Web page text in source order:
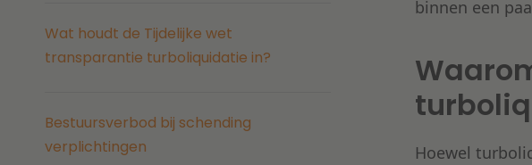
Wat houdt de Tijdelijke wet
transparantie turboliquidatie in?
Bestuursverbod bij schending
verplichtingen
binnen een
Hoewel